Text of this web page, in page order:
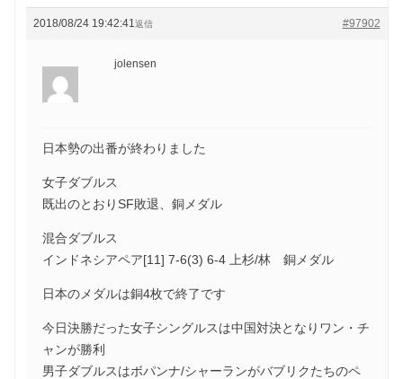
2018/08/24 19:42:41 #97902
返信
jolensen
日本勢の出番が終わりました
女子ダブルス
既出のとおりSF敗退、銅メダル
混合ダブルス
インドネシアペア[11] 7-6(3) 6-4 上杉/林 銅メダル
日本のメダルは銅4枚で終了です
今日決勝だった女子シングルスは中国対決となりワン・チ
ャンが勝利
男子ダブルスはボパンナ/シャーランがバブリクたちのペ